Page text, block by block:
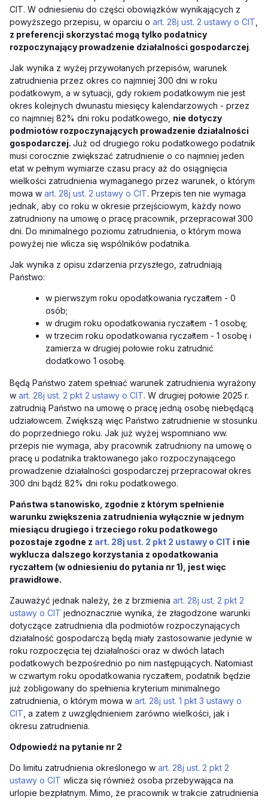
CIT. W odniesieniu do części obowiązków wynikających z
powyższego przepisu, w oparciu o art. 28j ust. 2 ustawy o CIT
z preferencji skorzystać mogą tylko podatnicy
rozpoczynający prowadzenie działalności gospodarczej.
Jak wynika z wyżej przywołanych przepisów, warunek
zatrudnienia przez okres co najmniej 300 dni w roku
podatkowym, a w sytuacji, gdy rokiem podatkowym nie jest
okres kolejnych dwunastu miesięcy kalendarzowych - przez
co najmniej 82% dni roku podatkowego, nie dotyczy
podmiotów rozpoczynających prowadzenie działalności
gospodarczej. Już od drugiego roku podatkowego podatnik
musi corocznie zwiększać zatrudnienie o co najmniej jeden
etat w pełnym wymiarze czasu pracy aż do osiągnięcia
wielkości zatrudnienia wymaganego przez warunek, o którym
mowa w art. 28j ust. 2 ustawy o CIT. Przepis ten nie wymaga
jednak, aby co roku w okresie przejściowym, każdy nowo
zatrudniony na umowę o pracę pracownik, przepracował 300
dni. Do minimalnego poziomu zatrudnienia, o którym mowa
powyżej nie wlicza się wspólników podatnika.
Jak wynika z opisu zdarzenia przyszłego, zatrudniają
Państwo:
w pierwszym roku opodatkowania ryczałtem - 0
osób;
w drugim roku opodatkowania ryczałtem - 1 osobę;
w trzecim roku opodatkowania ryczałtem - 1 osobę i
zamierza w drugiej połowie roku zatrudnić
dodatkowo 1 osobę.
Będą Państwo zatem spełniać warunek zatrudnienia wyrażony
w art. 28j ust. 2 pkt 2 ustawy o CIT. W drugiej połowie 2025 r.
zatrudnią Państwo na umowę o pracę jedną osobę niebędącą
udziałowcem. Zwiększą więc Państwo zatrudnienie w stosunku
do poprzedniego roku. Jak już wyżej wspomniano ww.
przepis nie wymaga, aby pracownik zatrudniony na umowę o
pracę u podatnika traktowanego jako rozpoczynającego
prowadzenie działalności gospodarczej przepracował okres
300 dni bądź 82% dni roku podatkowego.
Państwa stanowisko, zgodnie z którym spełnienie
warunku zwiększenia zatrudnienia wyłącznie w jednym
miesiącu drugiego i trzeciego roku podatkowego
pozostaje zgodne z art. 28j ust. 2 pkt 2 ustawy o CIT i nie
wyklucza dalszego korzystania z opodatkowania
ryczałtem (w odniesieniu do pytania nr 1), jest więc
prawidłowe.
Zauważyć jednak należy, że z brzmienia art. 28j ust. 2 pkt 2
ustawy o CIT jednoznacznie wynika, że złagodzone warunki
dotyczące zatrudnienia dla podmiotów rozpoczynających
działalność gospodarczą będą miały zastosowanie jedynie w
roku rozpoczęcia tej działalności oraz w dwóch latach
podatkowych bezpośrednio po nim następujących. Natomiast
w czwartym roku opodatkowania ryczałtem, podatnik będzie
już zobligowany do spełnienia kryterium minimalnego
zatrudnienia, o którym mowa w art. 28j ust. 1 pkt 3 ustawy o
CIT , a zatem z uwzględnieniem zarówno wielkości, jak i
okresu zatrudnienia.
Odpowiedź na pytanie nr 2
Do limitu zatrudnienia określonego w art. 28j ust. 2 pkt 2
ustawy o CIT wlicza się również osoba przebywająca na
urlopie bezpłatnym. Mimo, że pracownik w trakcie zatrudnienia